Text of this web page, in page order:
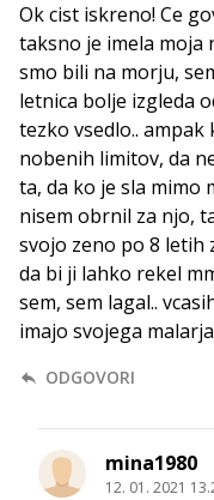
Ok cist iskreno! Ce
taksno je imela moja
smo bili na morju,
letnica bolje izgleda
tezko vsedlo.. ampak
nobenih limitov, da
ta, da ko je sla mimo
nisem obrnil za njo,
svojo zeno po 8 letih
da bi ji lahko rekel
sem, sem lagal..
imajo svojega
ODGOVORI
mina1980
12. 01. 2021